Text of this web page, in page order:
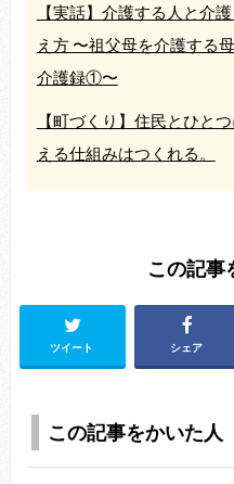
【実話】介護する人と介
え方 〜祖父母を介護する
介護録①〜
【町づくり】住民とひと
える仕組みはつくれる。
この記事
ツイート シェア
この記事をかいた人